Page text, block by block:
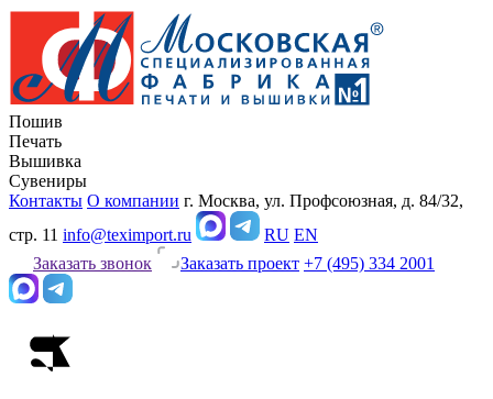
Пошив
Печать
Вышивка
Сувениры
Контакты О компании г. Москва, ул. Профсоюзная, д. 84/32,
стр. 11 info@teximport.ru RU EN
Заказать звонок
Заказать проект +7 (495) 334 2001